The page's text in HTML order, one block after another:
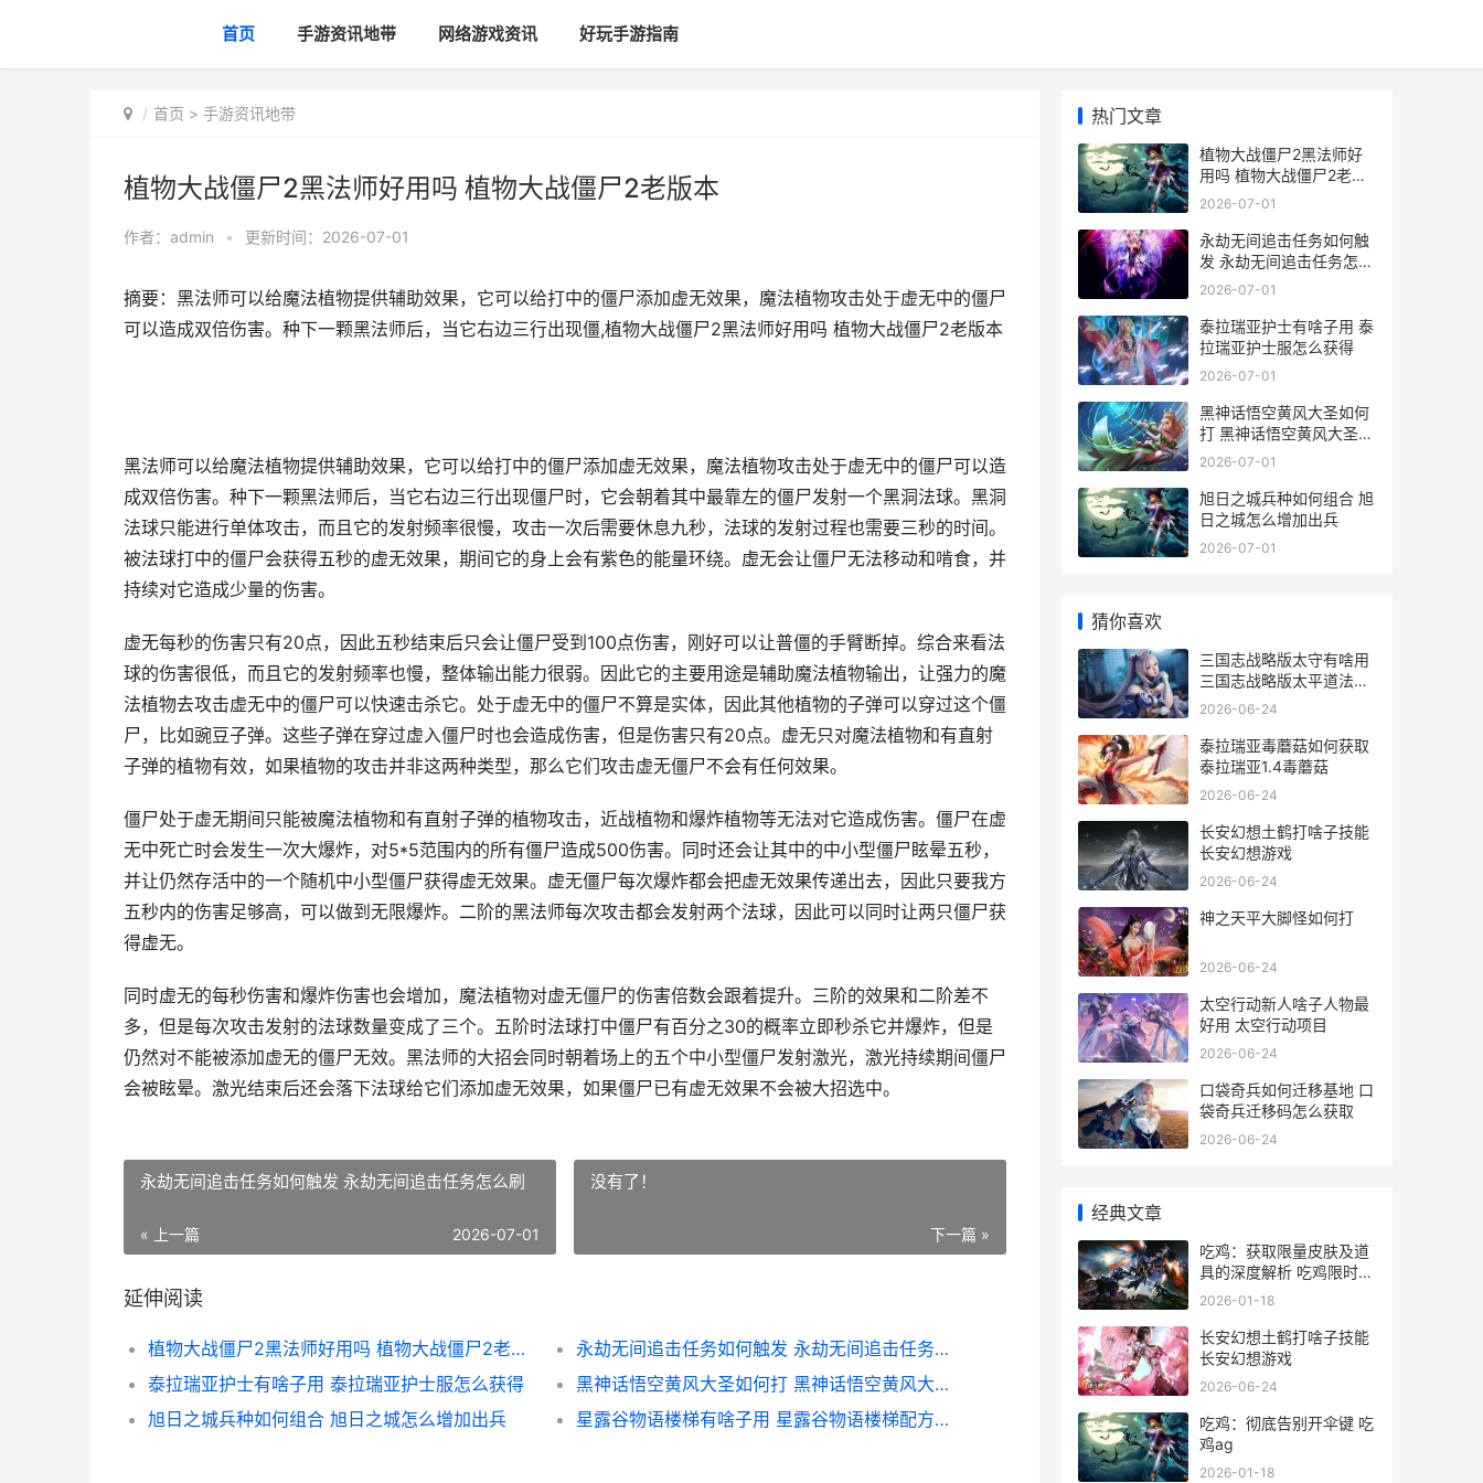
首页 手游资讯地带 网络游戏资讯 好玩手游指南
首页 > 手游资讯地带
植物大战僵尸2黑法师好用吗 植物大战僵尸2老版本
作者： admin • 更新时间：2026-07-01
摘要：黑法师可以给魔法植物提供辅助效果，它可以给打中的僵尸添加虚无效果，魔法植物攻击处于虚无中的僵尸
可以造成双倍伤害。种下一颗黑法师后，当它右边三行出现僵,植物大战僵尸2黑法师好用吗 植物大战僵尸2老版本
黑法师可以给魔法植物提供辅助效果，它可以给打中的僵尸添加虚无效果，魔法植物攻击处于虚无中的僵尸可以造
成双倍伤害。种下一颗黑法师后，当它右边三行出现僵尸时，它会朝着其中最靠左的僵尸发射一个黑洞法球。黑洞
法球只能进行单体攻击，而且它的发射频率很慢，攻击一次后需要休息九秒，法球的发射过程也需要三秒的时间。
被法球打中的僵尸会获得五秒的虚无效果，期间它的身上会有紫色的能量环绕。虚无会让僵尸无法移动和啃食，并
持续对它造成少量的伤害。
虚无每秒的伤害只有20点，因此五秒结束后只会让僵尸受到100点伤害，刚好可以让普僵的手臂断掉。综合来看法
球的伤害很低，而且它的发射频率也慢，整体输出能力很弱。因此它的主要用途是辅助魔法植物输出，让强力的魔
法植物去攻击虚无中的僵尸可以快速击杀它。处于虚无中的僵尸不算是实体，因此其他植物的子弹可以穿过这个僵
尸，比如豌豆子弹。这些子弹在穿过虚入僵尸时也会造成伤害，但是伤害只有20点。虚无只对魔法植物和有直射
子弹的植物有效，如果植物的攻击并非这两种类型，那么它们攻击虚无僵尸不会有任何效果。
僵尸处于虚无期间只能被魔法植物和有直射子弹的植物攻击，近战植物和爆炸植物等无法对它造成伤害。僵尸在虚
无中死亡时会发生一次大爆炸，对5*5范围内的所有僵尸造成500伤害。同时还会让其中的中小型僵尸眩晕五秒，
并让仍然存活中的一个随机中小型僵尸获得虚无效果。虚无僵尸每次爆炸都会把虚无效果传递出去，因此只要我方
五秒内的伤害足够高，可以做到无限爆炸。二阶的黑法师每次攻击都会发射两个法球，因此可以同时让两只僵尸获
得虚无。
同时虚无的每秒伤害和爆炸伤害也会增加，魔法植物对虚无僵尸的伤害倍数会跟着提升。三阶的效果和二阶差不
多，但是每次攻击发射的法球数量变成了三个。五阶时法球打中僵尸有百分之30的概率立即秒杀它并爆炸，但是
仍然对不能被添加虚无的僵尸无效。黑法师的大招会同时朝着场上的五个中小型僵尸发射激光，激光持续期间僵尸
会被眩晕。激光结束后还会落下法球给它们添加虚无效果，如果僵尸已有虚无效果不会被大招选中。
永劫无间追击任务如何触发 永劫无间追击任务怎么刷
« 上一篇 2026-07-01
没有了！
下一篇 »
延伸阅读
植物大战僵尸2黑法师好用吗 植物大战僵尸2老版本
永劫无间追击任务如何触发 永劫无间追击任务怎么刷
泰拉瑞亚护士有啥子用 泰拉瑞亚护士服怎么获得
黑神话悟空黄风大圣如何打 黑神话悟空黄风大圣怎么打
旭日之城兵种如何组合 旭日之城怎么增加出兵
星露谷物语楼梯有啥子用 星露谷物语楼梯配方解锁
热门文章
植物大战僵尸2黑法师好
用吗 植物大战僵尸2老版
本
2026-07-01
永劫无间追击任务如何触
发 永劫无间追击任务怎么
刷
2026-07-01
泰拉瑞亚护士有啥子用 泰
拉瑞亚护士服怎么获得
2026-07-01
黑神话悟空黄风大圣如何
打 黑神话悟空黄风大圣怎
么打
2026-07-01
旭日之城兵种如何组合 旭
日之城怎么增加出兵
2026-07-01
猜你喜欢
三国志战略版太守有啥用
三国志战略版太平道法替
代战法有哪些
2026-06-24
泰拉瑞亚毒蘑菇如何获取
泰拉瑞亚1.4毒蘑菇
2026-06-24
长安幻想土鹤打啥子技能
长安幻想游戏
2026-06-24
神之天平大脚怪如何打
2026-06-24
太空行动新人啥子人物最
好用 太空行动项目
2026-06-24
口袋奇兵如何迁移基地 口
袋奇兵迁移码怎么获取
2026-06-24
经典文章
吃鸡：获取限量皮肤及道
具的深度解析 吃鸡限时活
动在哪里
2026-01-18
长安幻想土鹤打啥子技能
长安幻想游戏
2026-06-24
吃鸡：彻底告别开伞键 吃
鸡ag
2026-01-18